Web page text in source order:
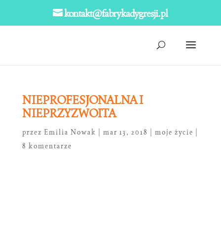
kontakt@fabrykadygresji.pl
NIEPROFESJONALNA I
NIEPRZYZWOITA
przez Emilia Nowak mar 13, 2018 moje życie
8 komentarze